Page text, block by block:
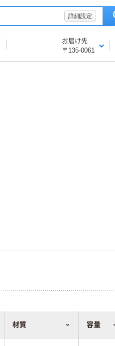
詳細設定
お届け先
〒135-0061
材質 容量